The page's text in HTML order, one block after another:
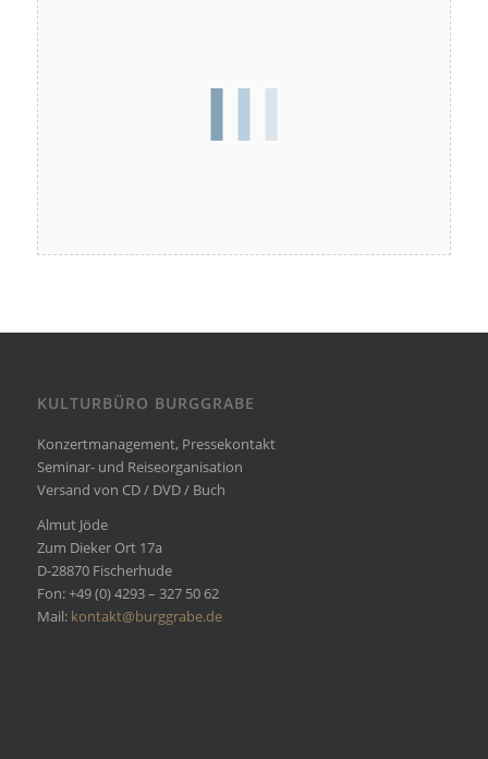
KULTURBÜRO BURGGRABE
Konzertmanagement, Pressekontakt
Seminar- und Reiseorganisation
Versand von CD / DVD / Buch
Almut Jöde
Zum Dieker Ort 17a
D-28870 Fischerhude
Fon: +49 (0) 4293 – 327 50 62
Mail: kontakt@burggrabe.de